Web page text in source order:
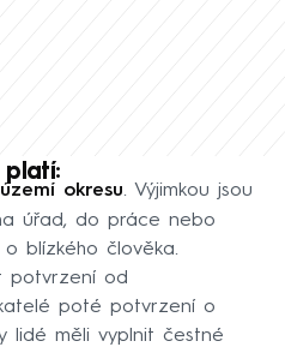
platí:
okresu. Výjimkou jsou
úřad, do práce nebo
blízkého člověka.
potvrzení od
poté potvrzení o
lidé měli vyplnit čestné